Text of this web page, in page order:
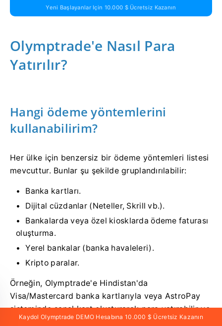
Yeni Başlayanlar Için 10.000 $ Ücretsiz Kazanın
Olymptrade'e Nasıl Para
Yatırılır?
Hangi ödeme yöntemlerini
kullanabilirim?
Her ülke için benzersiz bir ödeme yöntemleri listesi
mevcuttur. Bunlar şu şekilde gruplandırılabilir:
Banka kartları.
Dijital cüzdanlar (Neteller, Skrill vb.).
Bankalarda veya özel kiosklarda ödeme faturası
oluşturma.
Yerel bankalar (banka havaleleri).
Kripto paralar.
Örneğin, Olymptrade'e Hindistan'da
Visa/Mastercard banka kartlarıyla veya AstroPay
sisteminde sanal kart oluşturarak para yatırabilir ve
çekebilirsiniz; ayrıca Neteller, Skrill, WebMoney,
Kaydol Olymptrade DEMO Hesabına 10.000 $ Ücretsiz Kazanın